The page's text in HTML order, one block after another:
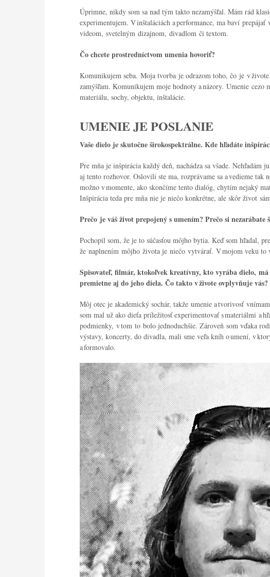
Úprimne, nikdy som sa nad tým takto nezamýšľal. Mám rád
experimentujem. V inštaláciách a performance, ma baví
videom, svetelným dizajnom, divadlom či textom.
Čo chcete prostredníctvom umenia hovoriť?
Komunikujem seba. Moja tvorba je odrazom toho, čo je v
zamýšľam. Komunikujem moje hodnoty a názory. Umenie cezo
materiálu, sochy, objektu, inštalácie.
UMENIE JE POSLANIE
Vaše dielo je skutočne širokospektrálne. Kde hľadáte
Pre mňa je inšpirácia každý deň, nachádza sa všade.
aj tento rozhovor. Oslovili ste ma, rozprávame sa a vedieme
možno v momente, ako skončíme tento dialóg, chytím nejaký
Inšpirácia teda pre mňa nie je niečo konkrétne, ale skôr život
Prečo je váš život prepojený s umením? Prečo si
Pochopil som, že je to súčasťou môjho bytia. Keď som hľadal,
že naplnením môjho života je niečo vytvárať. V mojom veku to
Spisovateľ, filmár, ktokoľvek kreatívny, kto vyrába dielo,
premietne aj do jeho diela. Čo takto v živote ovplyvňuje vás?
Môj otec je akademický sochár, takže umenie a tvorivosť
som mal už ako dieťa príležitosť experimentovať s materiálmi a
podmienky, v tom to bolo jednoduchšie. Zároveň som vďaka
výstavy, koncerty, do divadla, mali sme veľa kníh o umení, v
a formovalo.